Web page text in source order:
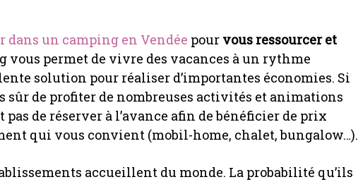
dans un camping en Vendée pour vous ressourcer et
vous permet de vivre des vacances à un rythme
solution pour réaliser d’importantes économies. Si
sûr de profiter de nombreuses activités et animations
de réserver à l’avance afin de bénéficier de prix
qui vous convient (mobil-home, chalet, bungalow…).
accueillent du monde. La probabilité qu’ils